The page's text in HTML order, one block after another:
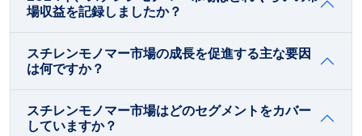
場収益を記録しましたか？
スチレンモノマー市場の成長を促進する主な要因
は何ですか？
スチレンモノマー市場はどのセグメントをカバー
していますか？